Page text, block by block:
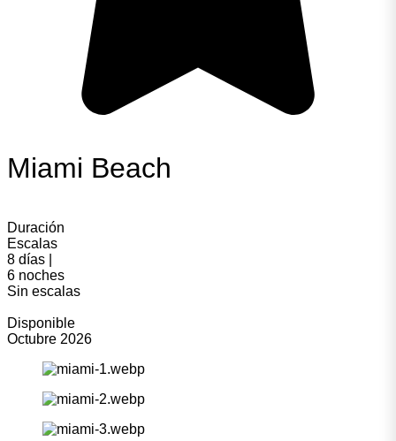
Miami Beach
Duración
Escalas
8 días |
6 noches
Sin escalas
Disponible
Octubre 2026